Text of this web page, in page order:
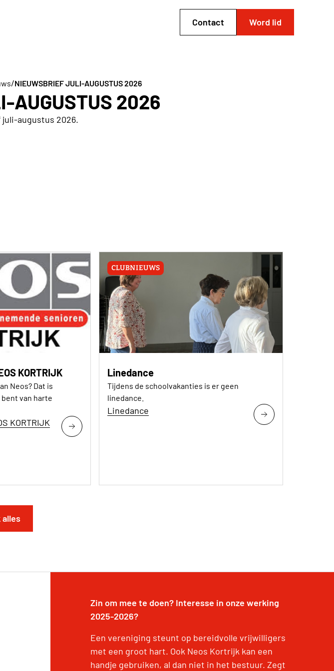
Contact Word lid
/NIEUWSBRIEF JULI-AUGUSTUS 2026
AUGUSTUS 2026
augustus 2026.
KORTRIJK
Neos? Dat is
van harte
KORTRIJK
CLUBNIEUWS
Linedance
Tijdens de schoolvakanties is er geen
linedance.
Linedance
alles
Zin om mee te doen? Interesse in onze werking
2025-2026?
Een vereniging steunt op bereidvolle vrijwilligers
met een groot hart. Ook Neos Kortrijk kan een
handje gebruiken, al dan niet in het bestuur. Zegt